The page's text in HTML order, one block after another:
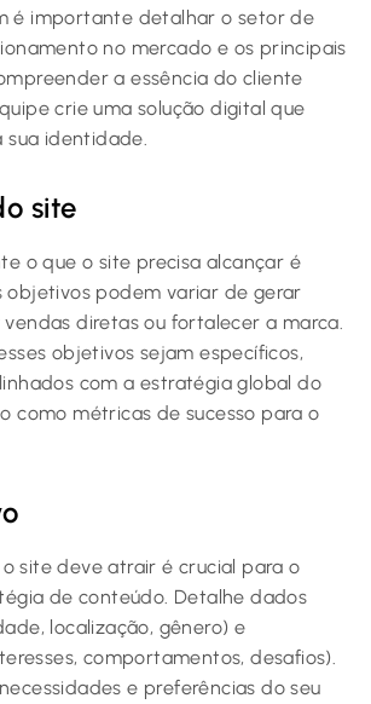
é importante detalhar o setor de
no mercado e os principais
a essência do cliente
crie uma solução digital que
identidade.
site
o que o site precisa alcançar é
objetivos podem variar de gerar
diretas ou fortalecer a marca.
objetivos sejam específicos,
com a estratégia global do
como métricas de sucesso para o
site deve atrair é crucial para o
de conteúdo. Detalhe dados
localização, gênero) e
comportamentos, desafios).
e preferências do seu